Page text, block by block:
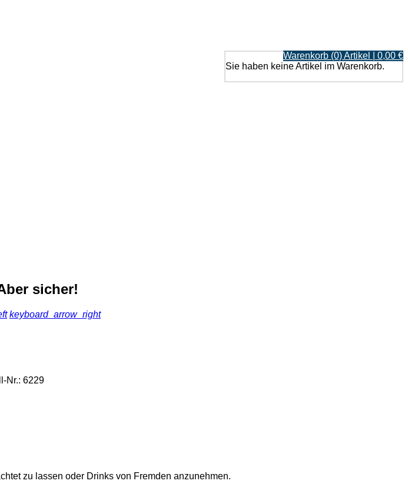
Warenkorb (0) Artikel | 0,00 €
Sie haben keine Artikel im Warenkorb.
sicher!
keyboard_arrow_right
Nr.: 6229
zu lassen oder Drinks von Fremden anzunehmen.